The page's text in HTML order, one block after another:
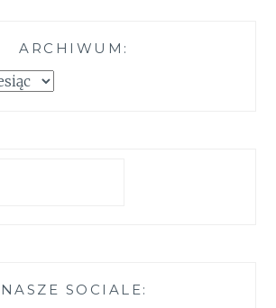
ARCHIWUM:
NASZE SOCIALE: